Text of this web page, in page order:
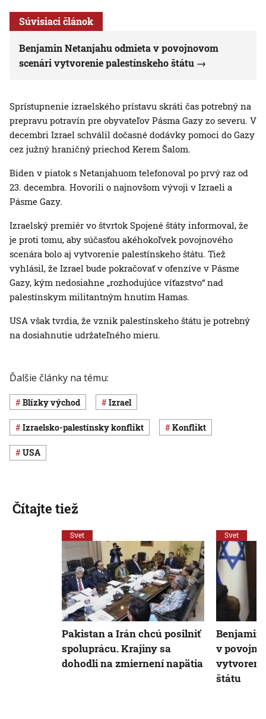
Súvisiaci článok
Benjamin Netanjahu odmieta v povojnovom
scenári vytvorenie palestínskeho štátu
Sprístupnenie izraelského prístavu skráti čas potrebný na
prepravu potravín pre obyvateľov Pásma Gazy zo severu. V
decembri Izrael schválil dočasné dodávky pomoci do Gazy
cez južný hraničný priechod Kerem Šalom.
Biden v piatok s Netanjahuom telefonoval po prvý raz od
23. decembra. Hovorili o najnovšom vývoji v Izraeli a
Pásme Gazy.
Izraelský premiér vo štvrtok Spojené štáty informoval, že
je proti tomu, aby súčasťou akéhokoľvek povojnového
scenára bolo aj vytvorenie palestínskeho štátu. Tiež
vyhlásil, že Izrael bude pokračovať v ofenzíve v Pásme
Gazy, kým nedosiahne „rozhodujúce víťazstvo“ nad
palestínskym militantným hnutím Hamas.
USA však tvrdia, že vznik palestínskeho štátu je potrebný
na dosiahnutie udržateľného mieru.
Ďalšie články na tému:
Blízky východ Izrael
izraelsko-palestínsky konflikt konflikt
USA
Čítajte tiež
Svet
Pakistan a Irán chcú posilniť
spoluprácu. Krajiny sa
dohodli na zmiernení napätia
Svet
Benjamin
v
štátu